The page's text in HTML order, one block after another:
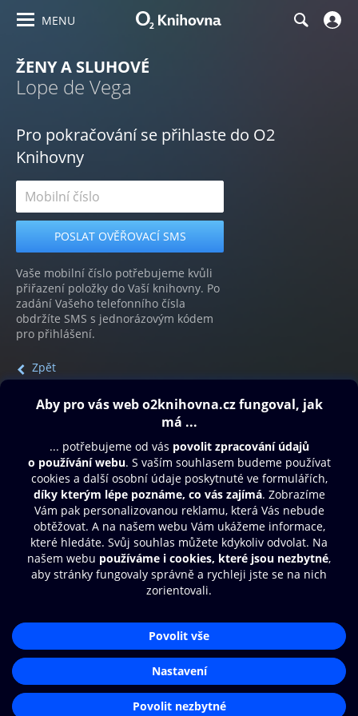
MENU
ŽENY A SLUHOVÉ
Lope de Vega
Pro pokračování se přihlaste do O2
Knihovny
Vaše mobilní číslo potřebujeme kvůli
přiřazení položky do Vaší knihovny. Po
zadání Vašeho telefonního čísla
obdržíte SMS s jednorázovým kódem
pro přihlášení.
Zpět
Obsah ke stažení
Moje O2 Knihovna
Další zábava
© O2 Czech Republic a.s.
Přístupnost
Zásady zpracování osobních údajů
Nastavení cookies
Aplikace O2 Knihovna
Čti a poslouchej své e-knihy a
audioknihy rychleji a pohodlněji.